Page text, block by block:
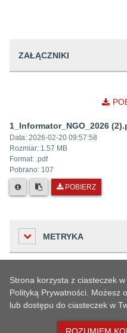
ZAŁĄCZNIKI
1_Informator_NGO_2026
Data: 2026-02-20 09:57:58
Rozmiar: 1.57 MB
Format: .pdf
Pobrano: 107
POBIERZ
METRYKA
Liczba odwiedzin
187
HISTORIA ZMIAN
Strona korzysta z ciasteczek
Polityką Prywatności. Możesz
lub dostępu do ciasteczek w